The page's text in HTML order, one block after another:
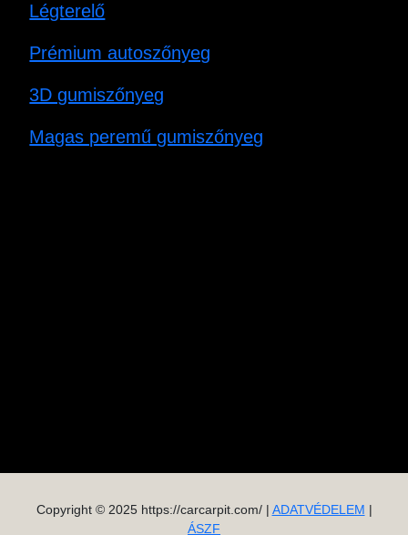
Légterelő
Prémium autoszőnyeg
3D gumiszőnyeg
Magas peremű gumiszőnyeg
Copyright © 2025 https://carcarpit.com/ | ADATVÉDELEM |
ÁSZF